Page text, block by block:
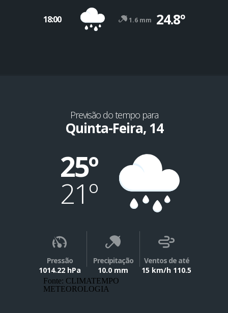
18:00 1.6 mm 24.8º
Previsão do tempo para
Quinta-Feira, 14
25º
21º
Pressão
1014.22 hPa
Precipitação
10.0 mm
Ventos de até
15 km/h 110.5
Fonte: CLIMATEMPO
METEOROLOGIA